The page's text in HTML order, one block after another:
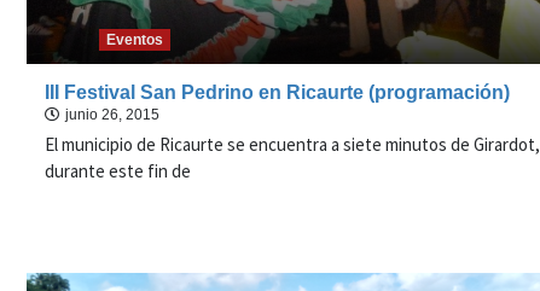
Eventos
III Festival San Pedrino en Ricaurte (programación)
junio 26, 2015
El municipio de Ricaurte se encuentra a siete minutos de Girardot,
durante este fin de